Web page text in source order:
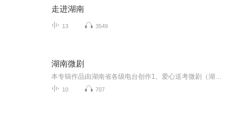
走进湖南
13 3549
湖南微剧
10 707